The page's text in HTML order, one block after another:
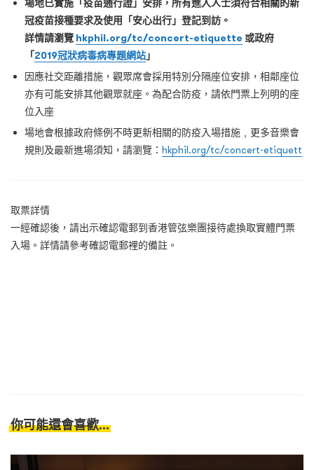
場地已實施「疫苗通行證」安排，所有進入人士須符合相關的新
冠疫苗接種要求及使用「安心出行」登記到訪。
詳情請瀏覽 hkphil.org/tc/concert-etiquette 或政府
「2019冠狀病毒病專題網站」
因應社交距離措施，觀眾席會採用特別分隔座位安排，相鄰座位
亦有可能安排其他觀眾就座。為配合防疫，請依門票上列明的座
位入座
場地會根據政府條例不時更新相關的防疫入場措施﹐更多音樂會
規則及最新進場須知，請瀏覽： hkphil.org/tc/concert-etiquett
取票詳情
一經確認後，請出示確認電郵到香港管弦樂團接待處換取實體門票
入場。詳情請參考確認電郵裡的備註。
你可能還會喜歡...